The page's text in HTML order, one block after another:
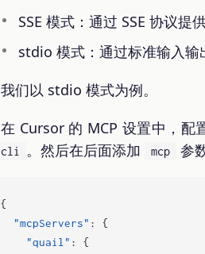
SSE 模式：通过 SSE 协议
stdio 模式：通过标准输入输
我们以 stdio 模式为例。
在 Cursor 的 MCP 设置中，
cli 。然后在后面添加 mcp 参
{
"mcpServers" :
{
"quail" :
{